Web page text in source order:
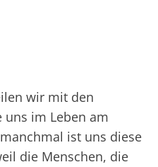
wir mit den
im Leben am
ist uns diese
die Menschen, die